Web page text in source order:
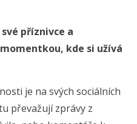
příznivce a
kde si užívá
je na svých sociálních
převažují zprávy z